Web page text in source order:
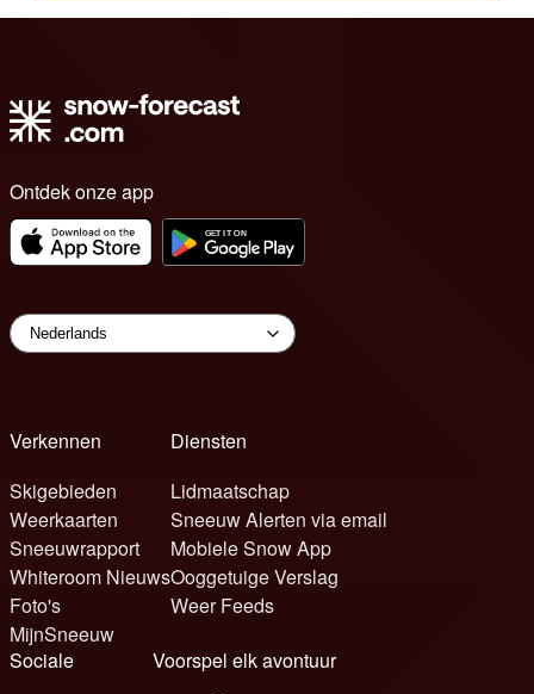
Ontdek onze app
Verkennen
Skigebieden
Weerkaarten
Sneeuwrapport
Whiteroom Nieuws
Foto's
MijnSneeuw
Diensten
Lidmaatschap
Sneeuw Alerten via email
Mobiele Snow App
Ooggetuige Verslag
Weer Feeds
Sociale
Voorspel elk avontuur